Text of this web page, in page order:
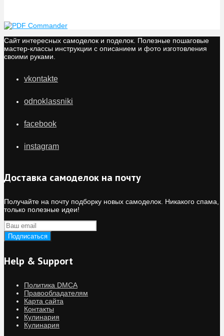
Сайт интересных самоделок и поделок. Полезные пошаговые
мастер-классы инструкции с описанием и фото изготовления
своими руками.
vkontakte
odnoklassniki
facebook
instagram
Доставка самоделок на почту
Получайте на почту подборку новых самоделок. Никакого спама,
только полезные идеи!
Help & Support
Политика DMCA
Правообладателям
Карта сайта
Контакты
Кулинария
Кулинария